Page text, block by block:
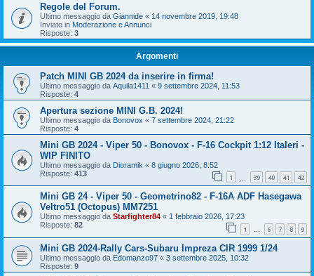
Regole del Forum.
Ultimo messaggio da Giannide « 14 novembre 2019, 19:48
Inviato in Moderazione e Annunci
Risposte: 3
Argomenti
Patch MINI GB 2024 da inserire in firma!
Ultimo messaggio da Aquila1411 « 9 settembre 2024, 11:53
Risposte: 4
Apertura sezione MINI G.B. 2024!
Ultimo messaggio da Bonovox « 7 settembre 2024, 21:22
Risposte: 4
Mini GB 2024 - Viper 50 - Bonovox - F-16 Cockpit 1:12 Italeri -
WIP FINITO
Ultimo messaggio da Dioramik « 8 giugno 2026, 8:52
Risposte: 413 1 39 40 41 42
Mini GB 24 - Viper 50 - Geometrino82 - F-16A ADF Hasegawa
Veltro51 (Octopus) MM7251
Ultimo messaggio da Starfighter84 « 1 febbraio 2026, 17:23
Risposte: 82 1 … 6 7 8 9
Mini GB 2024-Rally Cars-Subaru Impreza CIR 1999 1/24
Ultimo messaggio da Edomanzo97 « 3 settembre 2025, 10:32
Risposte: 9